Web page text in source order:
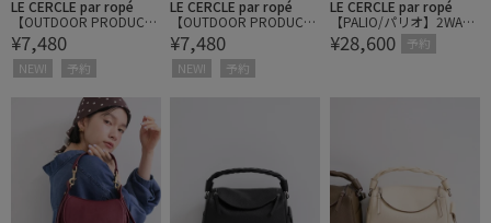
LE CERCLE par ropé
【OUTDOOR PRODUCT
S】ボートシェイプミニ
バッグ
¥7,480
NEW! 予約
LE CERCLE par ropé
【OUTDOOR PRODUCT
S】ボートシェイプミニ
バッグ
¥7,480
NEW! 予約
LE CERCLE par ropé
【PALIO/パリオ】2WAY
ハーフムーンショルダー
バッグ
¥28,600 予約